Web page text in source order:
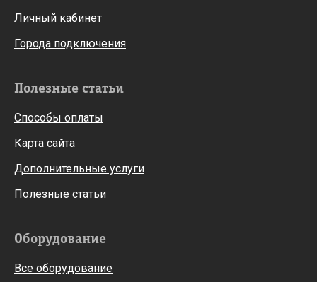
Личный кабинет
Города подключения
Полезные статьи
Способы оплаты
Карта сайта
Дополнительные услуги
Полезные статьи
Оборудование
Все оборудование